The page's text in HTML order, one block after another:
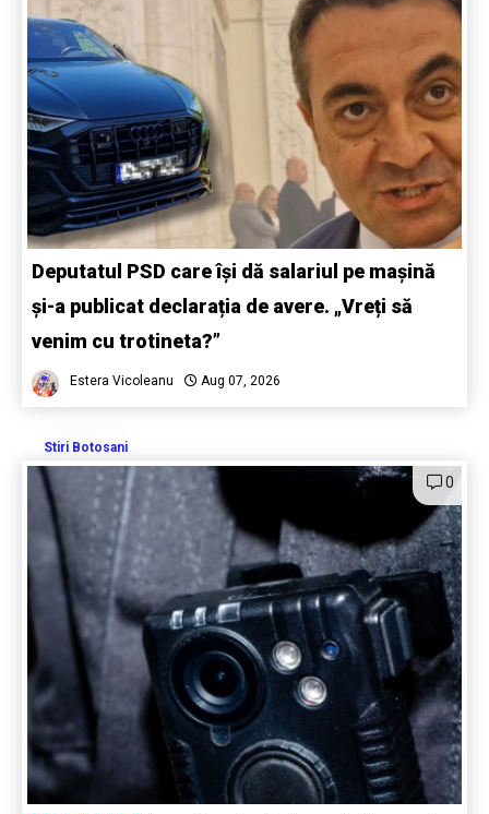
Deputatul PSD care își dă salariul pe mașină
și-a publicat declarația de avere. „Vreți să
venim cu trotineta?”
Estera Vicoleanu Aug 07, 2026
Stiri Botosani
0